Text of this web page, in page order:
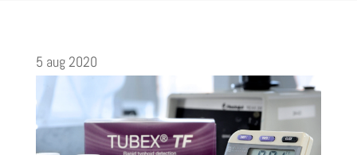
5 aug 2020